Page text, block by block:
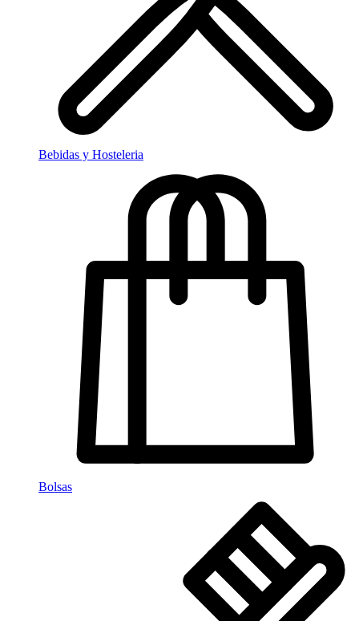
Bebidas y Hosteleria
Bolsas